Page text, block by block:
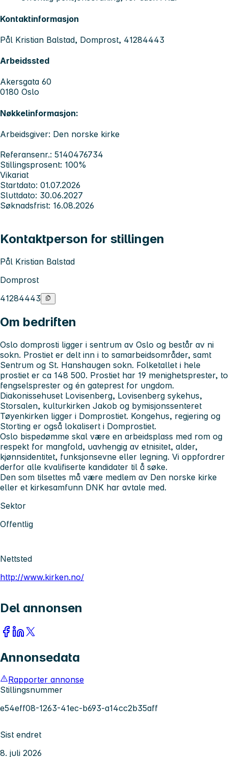
Kontaktinformasjon
Pål Kristian Balstad, Domprost, 41284443
Arbeidssted
Akersgata 60
0180 Oslo
Nøkkelinformasjon:
Arbeidsgiver: Den norske kirke
Referansenr.: 5140476734
Stillingsprosent: 100%
Vikariat
Startdato: 01.07.2026
Sluttdato: 30.06.2027
Søknadsfrist: 16.08.2026
Kontaktperson for stillingen
Pål Kristian Balstad
Domprost
41284443
Om bedriften
Oslo domprosti ligger i sentrum av Oslo og består av ni
sokn. Prostiet er delt inn i to samarbeidsområder, samt
Sentrum og St. Hanshaugen sokn. Folketallet i hele
prostiet er ca 148 500. Prostiet har 19 menighetsprester, to
fengselsprester og én gateprest for ungdom.
Diakonissehuset Lovisenberg, Lovisenberg sykehus,
Storsalen, kulturkirken Jakob og bymisjonssenteret
Tøyenkirken ligger i Domprostiet. Kongehus, regjering og
Storting er også lokalisert i Domprostiet.
Oslo bispedømme skal være en arbeidsplass med rom og
respekt for mangfold, uavhengig av etnisitet, alder,
kjønnsidentitet, funksjonsevne eller legning. Vi oppfordrer
derfor alle kvalifiserte kandidater til å søke.
Den som tilsettes må være medlem av Den norske kirke
eller et kirkesamfunn DNK har avtale med.
Sektor
Offentlig
Nettsted
http://www.kirken.no/
Del annonsen
Annonsedata
Rapporter annonse
Stillingsnummer
e54eff08-1263-41ec-b693-a14cc2b35aff
Sist endret
8. juli 2026